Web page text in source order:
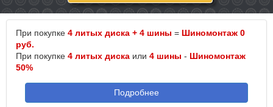
При покупке 4 литых диска + 4 шины = Шиномонтаж 0
руб.
При покупке 4 литых диска или 4 шины - Шиномонтаж
50%
Подробнее